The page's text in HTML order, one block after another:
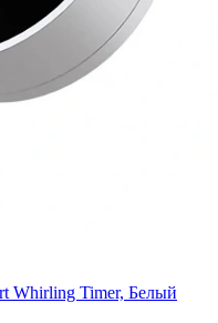
Whirling Timer, Белый